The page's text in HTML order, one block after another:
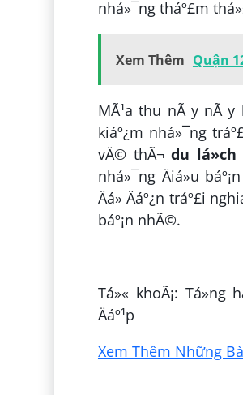
nhá»¯ng tháº£m
Xem Thêm Quận
MÃ¹a thu nÃ y nÃ y
kiáº¿m nhá»¯ng
vÄ© thÃ¬du
nhá»¯ng Äiá»u
Äá» Äáº¿n tráº£i
báº¡n nhÃ©.
Tá»« khoÃ¡:
Äáº¹p
Xem Thêm Những